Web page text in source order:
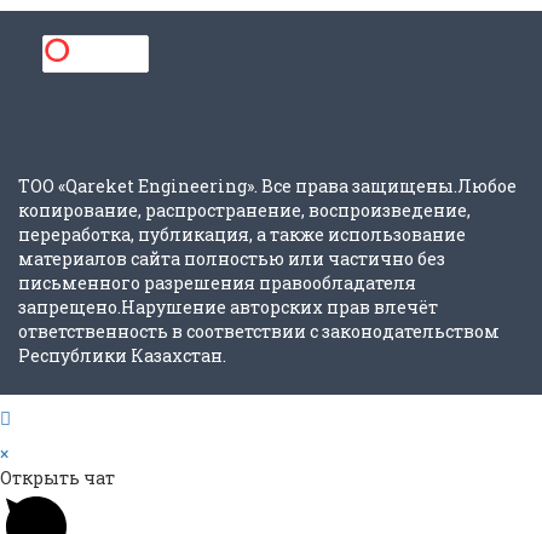
ТОО «Qareket Engineering». Все права защищены.Любое
копирование, распространение, воспроизведение,
переработка, публикация, а также использование
материалов сайта полностью или частично без
письменного разрешения правообладателя
запрещено.Нарушение авторских прав влечёт
ответственность в соответствии с законодательством
Республики Казахстан.
×
Открыть чат